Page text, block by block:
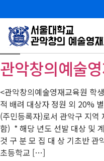
로
메
뉴
관악창의예술
<관악창의예술영재교육원 학
적 배려 대상자 정원 외 20%
(주민등록자)로서 관악구 지역
함) * 해당 년도 선발 대상 및
것 구 분 모 집 대 상 기초반 관
초등학교 […]